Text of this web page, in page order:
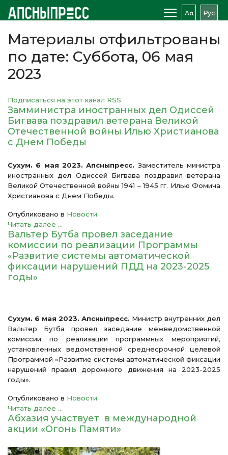
Аԥс Рус
Материалы отфильтрованы
по дате: Суббота, 06 мая
2023
Подписаться на этот канал RSS
Замминистра иностранных дел Одиссей
Бигвава поздравил ветерана Великой
Отечественной войны Илью Христианова
с Днем Победы
Сухум. 6 мая 2023. Апсныпресс. Заместитель министра
иностранных дел Одиссей Бигвава поздравил ветерана
Великой Отечественной войны 1941 – 1945 гг. Илью Фомича
Христианова с Днем Победы.
Опубликовано в Новости
Читать далее ...
Вальтер Бутба провел заседание
комиссии по реализации Программы
«Развитие системы автоматической
фиксации нарушений ПДД на 2023-2025
годы»
Сухум. 6 мая 2023. Апсныпресс. Министр внутренних дел
Вальтер Бутба провел заседание межведомственной
комиссии по реализации программных мероприятий,
установленных ведомственной среднесрочной целевой
Программой «Развитие системы автоматической фиксации
нарушений правил дорожного движения на 2023-2025
годы».
Опубликовано в Новости
Читать далее ...
Абхазия участвует в международной
акции «Огонь Памяти»